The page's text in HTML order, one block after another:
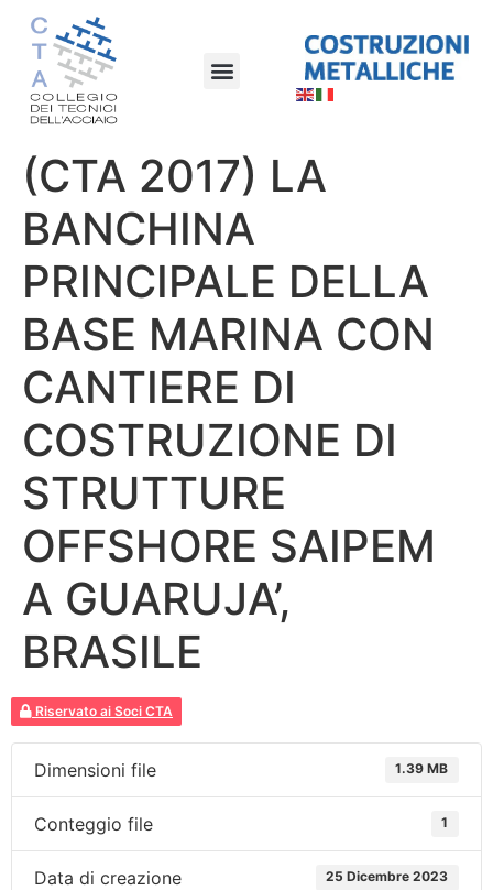
(CTA 2017) LA
BANCHINA
PRINCIPALE DELLA
BASE MARINA CON
CANTIERE DI
COSTRUZIONE DI
STRUTTURE
OFFSHORE SAIPEM
A GUARUJA’,
BRASILE
Riservato ai Soci CTA
Dimensioni file 1.39 MB
Conteggio file 1
Data di creazione 25 Dicembre 2023